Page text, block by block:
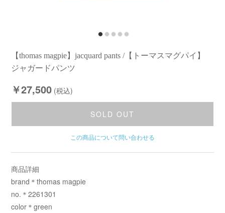
【thomas magpie】jacquard pants /【トーマスマグパイ】
ジャガードパンツ
￥27,500 (税込)
SOLD OUT
この商品について問い合わせる
商品詳細
brand＊thomas magpie
no.＊2261301
color＊green